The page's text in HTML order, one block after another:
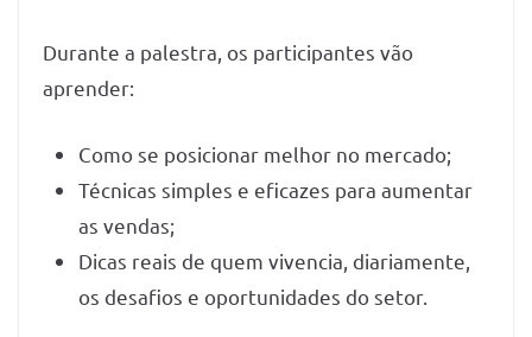
Durante a palestra, os participantes vão
aprender:
Como se posicionar melhor no mercado;
Técnicas simples e eficazes para aumentar
as vendas;
Dicas reais de quem vivencia, diariamente,
os desafios e oportunidades do setor.